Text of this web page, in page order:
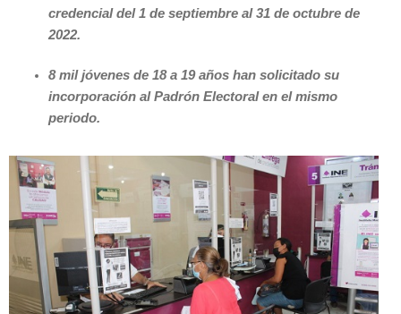
credencial del 1 de septiembre al 31 de octubre de
2022.
8 mil jóvenes de 18 a 19 años han solicitado su
incorporación al Padrón Electoral en el mismo
periodo.